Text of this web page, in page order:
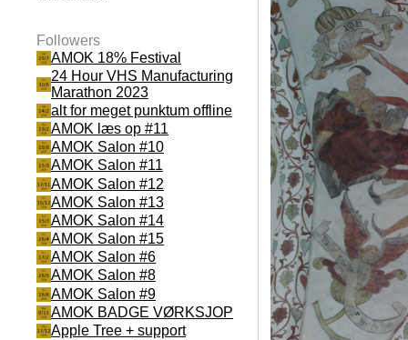
Followers
AMOK 18% Festival
24 Hour VHS Manufacturing
Marathon 2023
alt for meget punktum offline
AMOK læs op #11
AMOK Salon #10
AMOK Salon #11
AMOK Salon #12
AMOK Salon #13
AMOK Salon #14
AMOK Salon #15
AMOK Salon #6
AMOK Salon #8
AMOK Salon #9
AMOK BADGE VØRKSJOP
Apple Tree + support